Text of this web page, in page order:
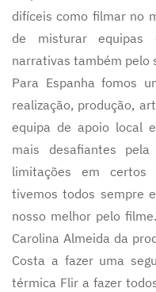
difíceis como filmar no
de misturar equipas
narrativas também pelo
Para Espanha fomos
realização, produção,
equipa de apoio local
mais desafiantes
limitações em certos
tivemos todos sempre
nosso melhor pelo
Carolina Almeida da
Costa a fazer uma
térmica Flir a fazer